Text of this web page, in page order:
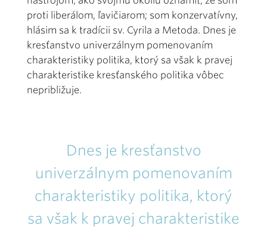
proti liberálom, ľavičiarom; som konzervatívny,
hlásim sa k tradícii sv. Cyrila a Metoda. Dnes je
kresťanstvo univerzálnym pomenovaním
charakteristiky politika, ktorý sa však k pravej
charakteristike kresťanského politika vôbec
nepribližuje.
Dnes je kresťanstvo
univerzálnym pomenovaním
charakteristiky politika, ktorý
sa však k pravej charakteristike